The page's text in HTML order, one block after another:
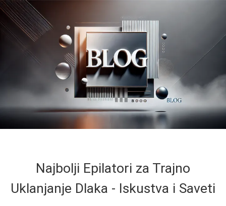
Najbolji Epilatori za Trajno
Uklanjanje Dlaka - Iskustva i Saveti